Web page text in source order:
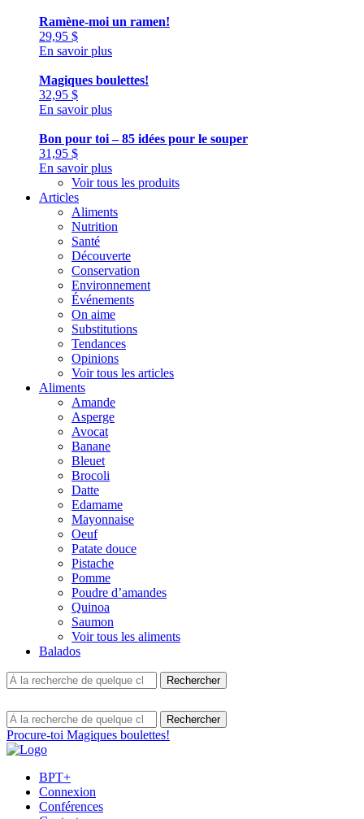
Ramène-moi un ramen!
29,95 $
En savoir plus
Magiques boulettes!
32,95 $
En savoir plus
Bon pour toi – 85 idées pour le souper
31,95 $
En savoir plus
Voir tous les produits
Articles
Aliments
Nutrition
Santé
Découverte
Conservation
Environnement
Événements
On aime
Substitutions
Tendances
Opinions
Voir tous les articles
Aliments
Amande
Asperge
Avocat
Banane
Bleuet
Brocoli
Datte
Edamame
Mayonnaise
Oeuf
Patate douce
Pistache
Pomme
Poudre d’amandes
Quinoa
Saumon
Voir tous les aliments
Balados
Procure-toi Magiques boulettes!
BPT+
Connexion
Conférences